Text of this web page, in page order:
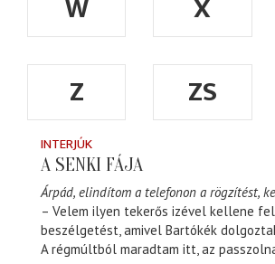
W X
Z
ZS
INTERJÚK
A SENKI FÁJA
Árpád, elindítom a telefonon a rögzítést,
– Velem ilyen tekerős izével kellene
beszélgetést, amivel Bartókék
A régmúltból maradtam itt, az